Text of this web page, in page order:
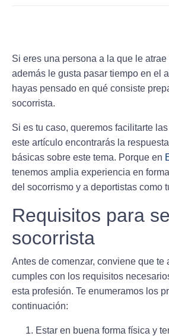
Si eres una persona a la que le
además le gusta pasar tiempo en el
hayas pensado en qué consiste
socorrista.
Si es tu caso, queremos facilitarte
este artículo encontrarás la
básicas sobre este tema. Porque en
tenemos amplia experiencia en
del socorrismo y a deportistas como
Requisitos para
socorrista
Antes de comenzar, conviene que te
cumples con los requisitos
esta profesión. Te enumeramos los
continuación:
Estar en buena forma física y